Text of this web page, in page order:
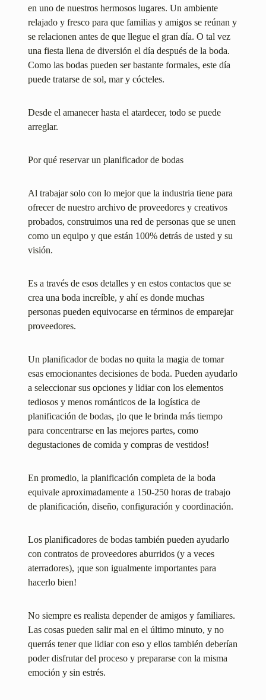
en uno de nuestros hermosos lugares. Un ambiente
relajado y fresco para que familias y amigos se reúnan y
se relacionen antes de que llegue el gran día. O tal vez
una fiesta llena de diversión el día después de la boda.
Como las bodas pueden ser bastante formales, este día
puede tratarse de sol, mar y cócteles.
Desde el amanecer hasta el atardecer, todo se puede
arreglar.
Por qué reservar un planificador de bodas
Al trabajar solo con lo mejor que la industria tiene para
ofrecer de nuestro archivo de proveedores y creativos
probados, construimos una red de personas que se unen
como un equipo y que están 100% detrás de usted y su
visión.
Es a través de esos detalles y en estos contactos que se
crea una boda increíble, y ahí es donde muchas
personas pueden equivocarse en términos de emparejar
proveedores.
Un planificador de bodas no quita la magia de tomar
esas emocionantes decisiones de boda. Pueden ayudarlo
a seleccionar sus opciones y lidiar con los elementos
tediosos y menos románticos de la logística de
planificación de bodas, ¡lo que le brinda más tiempo
para concentrarse en las mejores partes, como
degustaciones de comida y compras de vestidos!
En promedio, la planificación completa de la boda
equivale aproximadamente a 150-250 horas de trabajo
de planificación, diseño, configuración y coordinación.
Los planificadores de bodas también pueden ayudarlo
con contratos de proveedores aburridos (y a veces
aterradores), ¡que son igualmente importantes para
hacerlo bien!
No siempre es realista depender de amigos y familiares.
Las cosas pueden salir mal en el último minuto, y no
querrás tener que lidiar con eso y ellos también deberían
poder disfrutar del proceso y prepararse con la misma
emoción y sin estrés.